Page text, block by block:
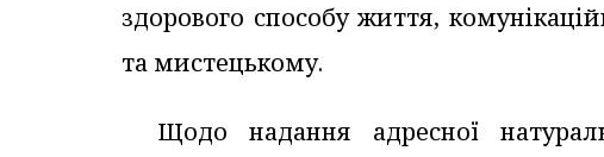
здорового способу життя,
та мистецькому.
Щодо надання адресної